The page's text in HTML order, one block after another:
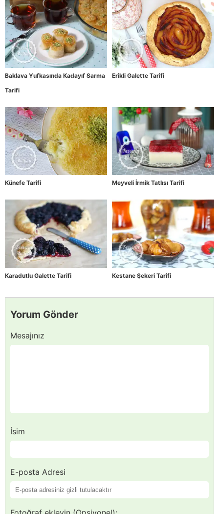
Baklava Yufkasında Kadayıf Sarma
Tarifi
Erikli Galette Tarifi
Künefe Tarifi Meyveli İrmik Tatlısı Tarifi
Karadutlu Galette Tarifi Kestane Şekeri Tarifi
Yorum Gönder
Mesajınız
İsim
E-posta Adresi